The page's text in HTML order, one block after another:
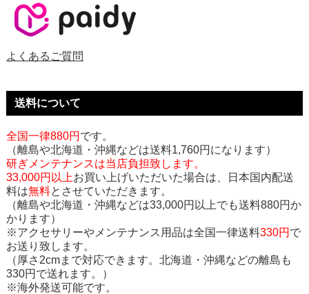
よくあるご質問
送料について
全国一律880円 です。
（離島や北海道・沖縄などは送料1,760円になります）
研ぎメンテナンスは当店負担致します。
33,000円以上お買い上げいただいた場合は、日本国内配送
料は無料とさせていただきます。
（離島や北海道・沖縄などは33,000円以上でも送料880円か
かります）
※アクセサリーやメンテナンス用品は全国一律送料330円 で
お送り致します。
（厚さ2cmまで対応できます。北海道・沖縄などの離島も
330円で送れます。）
※海外発送可能です。